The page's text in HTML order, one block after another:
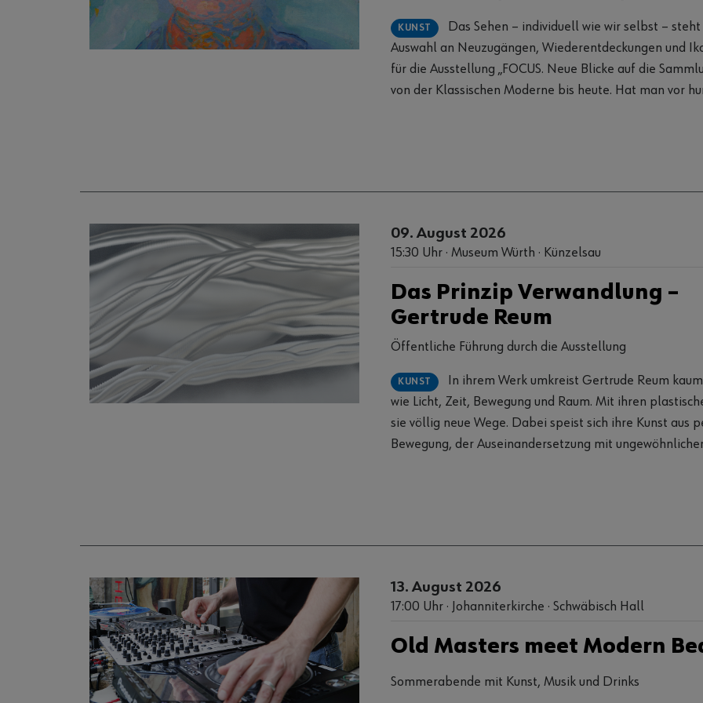
KUNST
Auswahl an Neuzugängen, Wiederentdeckungen und
für die Ausstellung „FOCUS. Neue Blicke auf die
von der Klassischen Moderne bis heute. Hat man vor
(Detail), Sammlung Würth, Inv. 8552; Foto: Volker
09. August 2026
15:30 Uhr · Museum Würth · Künzelsau
Das Prinzip Verwandlung –
Gertrude Reum
Öffentliche Führung durch die Ausstellung
KUNST
wie Licht, Zeit, Bewegung und Raum. Mit ihren
sie völlig neue Wege. Dabei speist sich ihre Kunst aus
Bewegung, der Auseinandersetzung mit
einer öffentlichen Führung kennen! Dauer: 60 Minuten Gerne können Sie Ihre
Verbindungen (Detail), um 1994, Sammlung Würth, Inv.
Naumann, Schönaich
13. August 2026
17:00 Uhr · Johanniterkirche · Schwäbisch Hall
Old Masters meet Modern
Sommerabende mit Kunst, Musik und Drinks